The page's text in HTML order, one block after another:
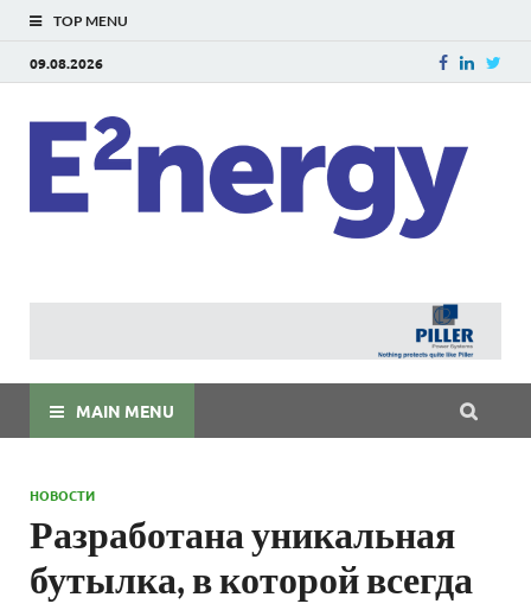
TOP MENU
09.08.2026
MAIN MENU
НОВОСТИ
Разработана уникальная
бутылка, в которой всегда